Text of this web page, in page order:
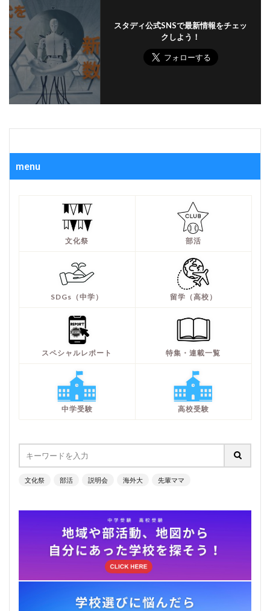
スタディ公式SNSで最新情報をチェッ
クしよう！
menu
文化祭 部活
SDGs（中学） 留学（高校）
スペシャルレポート 特集・連載一覧
中学受験 高校受験
文化祭 部活 説明会 海外大 先輩ママ